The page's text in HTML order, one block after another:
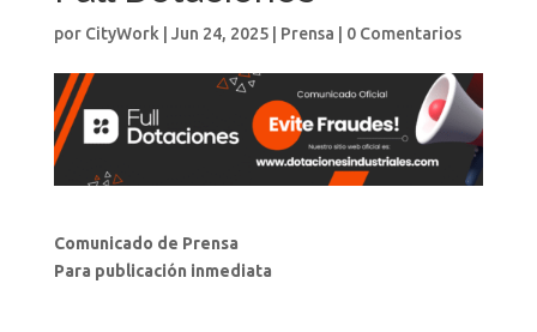
por CityWork | Jun 24, 2025| Prensa | 0 Comentarios
Comunicado de Prensa
Para publicación inmediata